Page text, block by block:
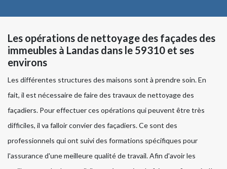
Les opérations de nettoyage des façades des
immeubles à Landas dans le 59310 et ses
environs
Les différentes structures des maisons sont à prendre soin. En
fait, il est nécessaire de faire des travaux de nettoyage des
façadiers. Pour effectuer ces opérations qui peuvent être très
difficiles, il va falloir convier des façadiers. Ce sont des
professionnels qui ont suivi des formations spécifiques pour
l'assurance d'une meilleure qualité de travail. Afin d'avoir les